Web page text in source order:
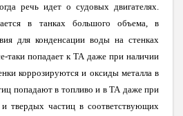
речь идет о судовых двигателях.
в танках большого объема, в
для конденсации воды на стенках
таки попадает к ТА даже при наличии
коррозируются и оксиды металла в
попадают в топливо и в ТА даже при
твердых частиц в соответствующих